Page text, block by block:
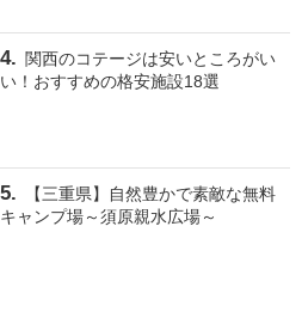
関西のコテージは安いところがい
い！おすすめの格安施設18選
【三重県】自然豊かで素敵な無料
キャンプ場～須原親水広場～